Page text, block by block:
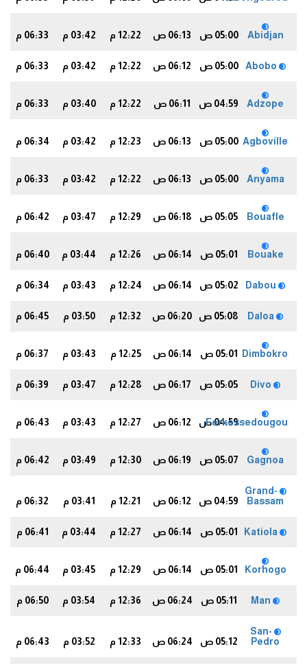
Abidjan 05:00 ص 06:13 ص 12:22 م 03:42 م 06:33 م
05:00 ص 06:12 ص 12:22 م 03:42 م 06:33 م
Adzope 04:59 ص 06:11 ص 12:22 م 03:40 م 06:33 م
Agboville 05:00 ص 06:13 ص 12:23 م 03:42 م 06:34 م
Anyama 05:00 ص 06:13 ص 12:22 م 03:42 م 06:33 م
Bouafle 05:05 ص 06:18 ص 12:29 م 03:47 م 06:42 م
Bouake 05:01 ص 06:14 ص 12:26 م 03:44 م 06:40 م
05:02 ص 06:14 ص 12:24 م 03:43 م 06:34 م
05:08 ص 06:20 ص 12:32 م 03:50 م 06:45 م
Dimbokro 05:01 ص 06:14 ص 12:25 م 03:43 م 06:37 م
05:05 ص 06:17 ص 12:28 م 03:47 م 06:39 م
Ferkessedougou
04:59 ص 06:12 ص 12:27 م 03:43 م 06:43 م
Gagnoa 05:07 ص 06:19 ص 12:30 م 03:49 م 06:42 م
Grand-
Bassam
04:59 ص 06:12 ص 12:21 م 03:41 م 06:32 م
05:01 ص 06:14 ص 12:27 م 03:44 م 06:41 م
Korhogo 05:01 ص 06:14 ص 12:29 م 03:45 م 06:44 م
05:11 ص 06:24 ص 12:36 م 03:54 م 06:50 م
San-
Pedro
05:12 ص 06:24 ص 12:33 م 03:52 م 06:43 م